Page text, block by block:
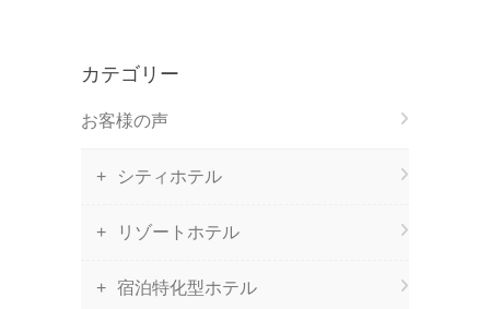
カテゴリー
お客様の声
シティホテル
リゾートホテル
宿泊特化型ホテル